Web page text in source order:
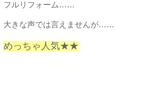
フルリフォーム……
大きな声では言えませんが……
めっちゃ人気★★